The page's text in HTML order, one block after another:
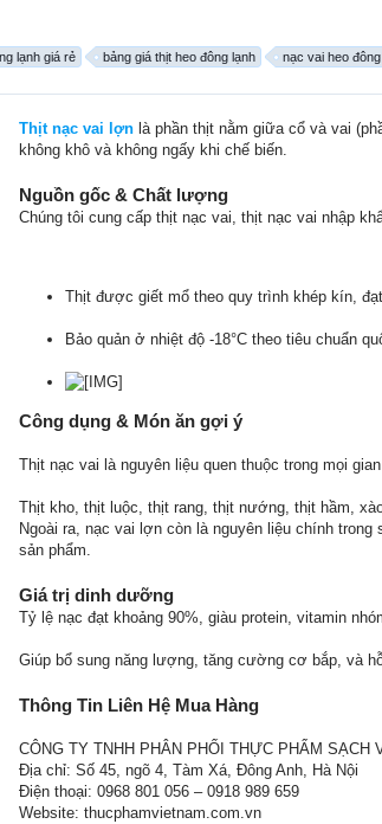
lạnh giá rẻ bảng giá thịt heo đông lạnh nạc vai heo
Thịt nạc vai lợn là phần thịt nằm giữa cổ và vai
không khô và không ngấy khi chế biến.
Nguồn gốc & Chất lượng
Chúng tôi cung cấp thịt nạc vai, thịt nạc vai nhập
Thịt được giết mổ theo quy trình khép kín,
Bảo quản ở nhiệt độ -18°C theo tiêu chuẩn
Công dụng & Món ăn gợi ý
Thịt nạc vai là nguyên liệu quen thuộc trong mọi
Thịt kho, thịt luộc, thịt rang, thịt nướng, thịt hầm,
Ngoài ra, nạc vai lợn còn là nguyên liệu chính
sản phẩm.
Giá trị dinh dưỡng
Tỷ lệ nạc đạt khoảng 90%, giàu protein, vitamin
Giúp bổ sung năng lượng, tăng cường cơ bắp, và
Thông Tin Liên Hệ Mua Hàng
CÔNG TY TNHH PHÂN PHỐI THỰC PHẨM SẠCH
Địa chỉ: Số 45, ngõ 4, Tàm Xá, Đông Anh, Hà Nội
Điện thoại: 0968 801 056 – 0918 989 659
Website: thucphamvietnam.com.vn